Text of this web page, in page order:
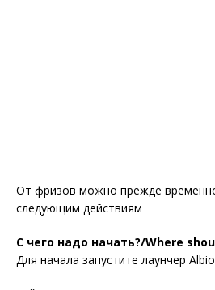
От фризов можно прежде
следующим действиям
С чего надо начать?/Where
Для начала запустите лаунчер